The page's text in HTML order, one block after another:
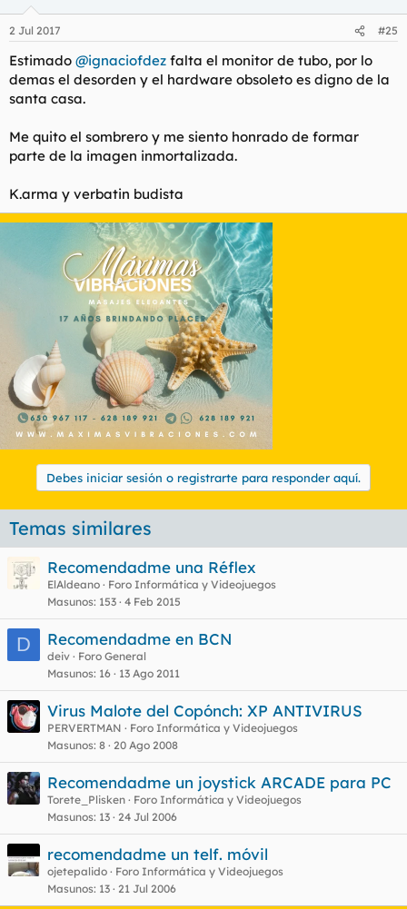
2 Jul 2017 #25
Estimado @ignaciofdez falta el monitor de tubo, por lo
demas el desorden y el hardware obsoleto es digno de la
santa casa.
Me quito el sombrero y me siento honrado de formar
parte de la imagen inmortalizada.
K.arma y verbatin budista
Debes iniciar sesión o registrarte para responder aquí.
Temas similares
Recomendadme una Réflex
ElAldeano
Foro Informática y Videojuegos
Masunos 153 4 Feb 2015
D Recomendadme en BCN
deiv
Foro General
Masunos 16 13 Ago 2011
Virus Malote del Copónch: XP ANTIVIRUS
PERVERTMAN
Foro Informática y Videojuegos
Masunos 8 20 Ago 2008
Recomendadme un joystick ARCADE para PC
Torete_Plisken
Foro Informática y Videojuegos
Masunos 13 24 Jul 2006
recomendadme un telf. móvil
ojetepalido
Foro Informática y Videojuegos
Masunos 13 21 Jul 2006